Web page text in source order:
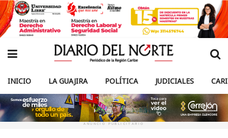
INICIO LA GUAJIRA POLÍTICA JUDICIALES
ANUNCIO PUBLICITARIO